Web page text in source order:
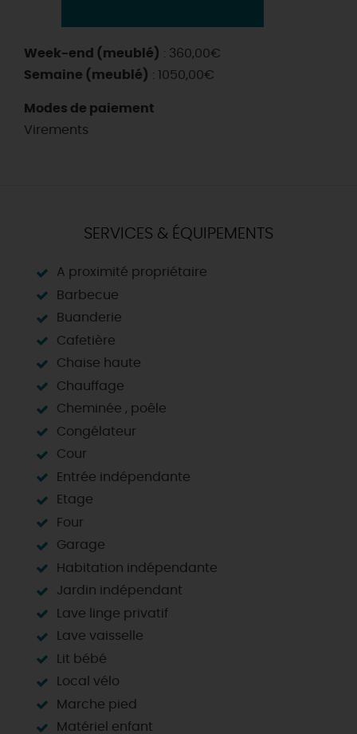
Week-end (meublé) : 360,00€
Semaine (meublé) : 1050,00€
Modes de paiement
Virements
SERVICES & ÉQUIPEMENTS
A proximité propriétaire
Barbecue
Buanderie
Cafetière
Chaise haute
Chauffage
Cheminée , poêle
Congélateur
Cour
Entrée indépendante
Etage
Four
Garage
Habitation indépendante
Jardin indépendant
Lave linge privatif
Lave vaisselle
Lit bébé
Local vélo
Marche pied
Matériel enfant